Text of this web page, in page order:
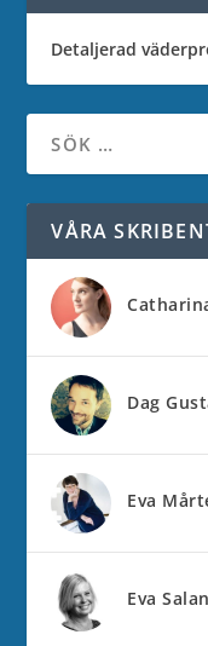
Detaljerad
VÅRA
Dag
Eva
Eva